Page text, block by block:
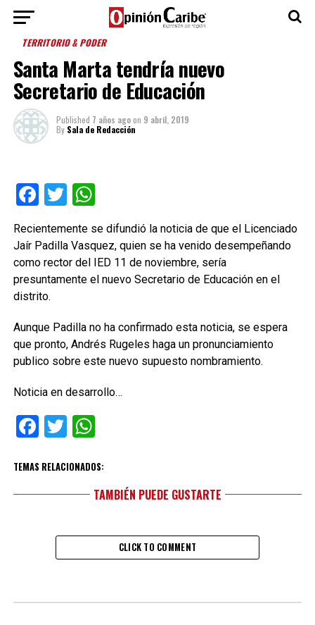
TERRITORIO & PODER
Santa Marta tendría nuevo
Secretario de Educación
Published 7 años agoon 9 abril, 2019
By Sala de Redacción
Facebook
TwitterWhatsApp
Recientemente se difundió la noticia de que el Licenciado
Jaír Padilla Vasquez, quien se ha venido desempeñando
como rector del IED 11 de noviembre, sería
presuntamente el nuevo Secretario de Educación en el
distrito.
Aunque Padilla no ha confirmado esta noticia, se espera
que pronto, Andrés Rugeles haga un pronunciamiento
publico sobre este nuevo supuesto nombramiento.
Noticia en desarrollo…
Facebook
TwitterWhatsApp
TEMAS RELACIONADOS:
TAMBIÉN PUEDE GUSTARTE
CLICK TO COMMENT